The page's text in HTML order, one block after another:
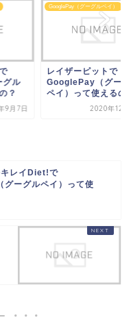
グル
？
9月7日
GooglePay（グーグルペイ）
レイザーピットで
GooglePay（グー
ペイ）って使えるの
2020年12
レイDiet!で
ーグルペイ）って使